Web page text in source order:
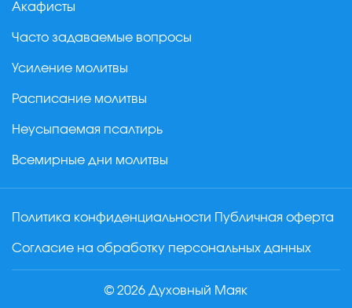
Акафисты
Часто задаваемые вопросы
Усиление молитвы
Расписание молитвы
Неусыпаемая псалтирь
Всемирные дни молитвы
Политика конфиденциальности Публичная оферта
Согласие на обработку персональных данных
© 2026 Духовный Маяк